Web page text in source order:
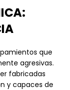
que
agresivas.
fabricadas
y capaces de